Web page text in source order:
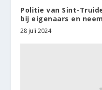
Politie van Sint-
bij eigenaars en
28 juli 2024